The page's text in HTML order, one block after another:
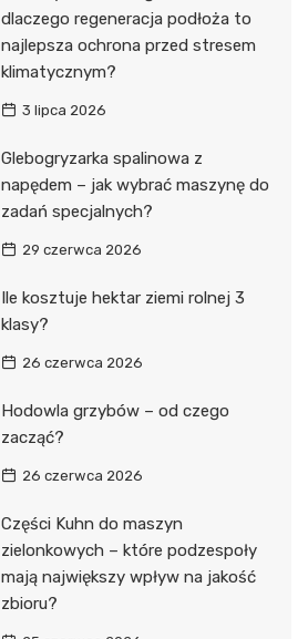
dlaczego regeneracja podłoża to
najlepsza ochrona przed stresem
klimatycznym?
3 lipca 2026
Glebogryzarka spalinowa z
napędem – jak wybrać maszynę do
zadań specjalnych?
29 czerwca 2026
Ile kosztuje hektar ziemi rolnej 3
klasy?
26 czerwca 2026
Hodowla grzybów – od czego
zacząć?
26 czerwca 2026
Części Kuhn do maszyn
zielonkowych – które podzespoły
mają największy wpływ na jakość
zbioru?